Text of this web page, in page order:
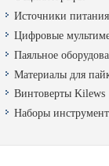
Источники питания
Цифровые
Паяльное
Материалы для
Винтоверты Kilews
Наборы